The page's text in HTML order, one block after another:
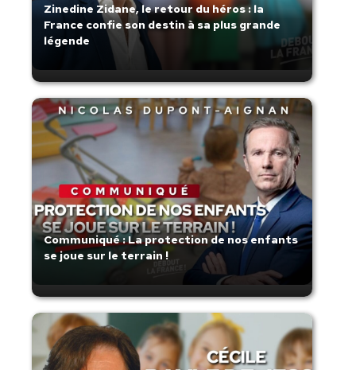
Zinedine Zidane, le retour du héros : la
France confie son destin à sa plus grande
légende
Communiqué : La protection de nos enfants
se joue sur le terrain !